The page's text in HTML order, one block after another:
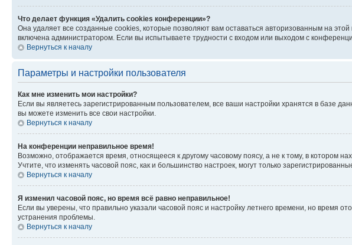
Что делает функция «Удалить cookies конференции»?
Она удаляет все созданные cookies, которые позволяют вам оставаться авторизованным на
включена администратором. Если вы испытываете трудности с входом или выходом с
Вернуться к началу
Параметры и настройки пользователя
Как мне изменить мои настройки?
Если вы являетесь зарегистрированным пользователем, все ваши настройки хранятся в базе
вы можете изменить все свои настройки.
Вернуться к началу
На конференции неправильное время!
Возможно, отображается время, относящееся к другому часовому поясу, а не к тому, в котором
Учтите, что изменять часовой пояс, как и большинство настроек, могут только
Вернуться к началу
Я изменил часовой пояс, но время всё равно неправильное!
Если вы уверены, что правильно указали часовой пояс и настройку летнего времени, но время
устранения проблемы.
Вернуться к началу